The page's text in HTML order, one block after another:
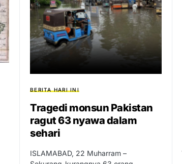
BERITA HARI INI
Tragedi monsun Pakistan
ragut 63 nyawa dalam
sehari
ISLAMABAD, 22 Muharram –